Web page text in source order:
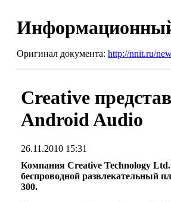
Оригинал документа: http://nnit.ru/
Creative
Android Audio
26.11.2010 15:31
Компания Creative Technology
беспроводной развлекательный
300.